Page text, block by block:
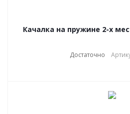
Качалка на пружине 2-х
Достаточно